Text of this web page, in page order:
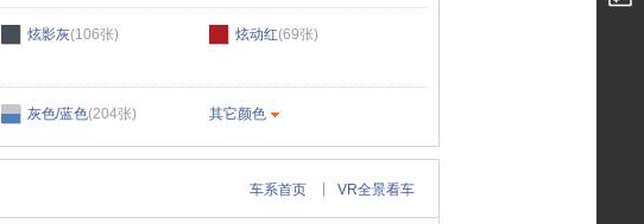
炫影灰(106张) 炫动红(69张)
灰色/蓝色(204张) 其它颜色
车系首页 VR全景看车